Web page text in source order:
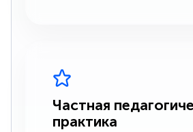
Частная
практика